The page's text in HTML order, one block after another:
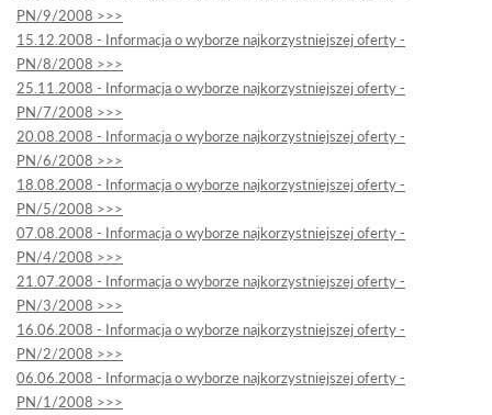
PN/9/2008 >>>
15.12.2008 - Informacja o wyborze najkorzystniejszej oferty -
PN/8/2008 >>>
25.11.2008 - Informacja o wyborze najkorzystniejszej oferty -
PN/7/2008 >>>
20.08.2008 - Informacja o wyborze najkorzystniejszej oferty -
PN/6/2008 >>>
18.08.2008 - Informacja o wyborze najkorzystniejszej oferty -
PN/5/2008 >>>
07.08.2008 - Informacja o wyborze najkorzystniejszej oferty -
PN/4/2008 >>>
21.07.2008 - Informacja o wyborze najkorzystniejszej oferty -
PN/3/2008 >>>
16.06.2008 - Informacja o wyborze najkorzystniejszej oferty -
PN/2/2008 >>>
06.06.2008 - Informacja o wyborze najkorzystniejszej oferty -
PN/1/2008 >>>